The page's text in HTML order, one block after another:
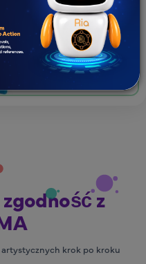
zgodność z
artystycznych krok po kroku